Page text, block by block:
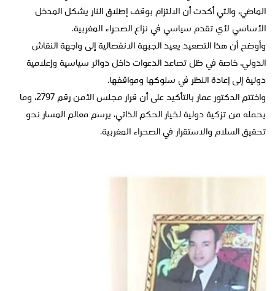
الماضي، والتي أكدت أن الالتزام بوقف إطلاق النار يشكل المدخل
الأساسي لأي تقدم سياسي في نزاع الصحراء المغربية.
وأوضح أن هذا التصعيد يعيد الجبهة الانفصالية إلى واجهة النقاش
الدولي، خاصة في ظل تصاعد الدعوات داخل دوائر سياسية وإعلامية
دولية إلى إعادة النظر في سلوكها ومواقفها.
واختتم الدكتور عمار بالتأكيد على أن قرار مجلس الأمن رقم 2797، وما
يحمله من تزكية دولية لخيار الحكم الذاتي، يرسم معالم المسار نحو
تحقيق السلام والاستقرار في الصحراء المغربية.